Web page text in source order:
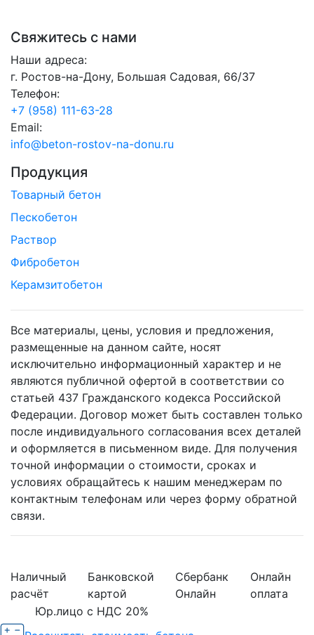
Свяжитесь с нами
Наши адреса:
г. Ростов-на-Дону, Большая Садовая, 66/37
Телефон:
+7 (958) 111-63-28
Email:
info@beton-rostov-na-donu.ru
Продукция
Товарный бетон
Пескобетон
Раствор
Фибробетон
Керамзитобетон
Все материалы, цены, условия и предложения,
размещенные на данном сайте, носят
исключительно информационный характер и не
являются публичной офертой в соответствии со
статьей 437 Гражданского кодекса Российской
Федерации. Договор может быть составлен только
после индивидуального согласования всех деталей
и оформляется в письменном виде. Для получения
точной информации о стоимости, сроках и
условиях обращайтесь к нашим менеджерам по
контактным телефонам или через форму обратной
связи.
Наличный
расчёт
Банковской
картой
Сбербанк
Онлайн
Онлайн
оплата
Юр.лицо с НДС 20%